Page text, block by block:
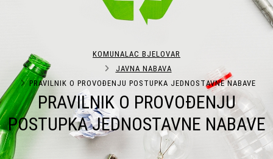
PRAVILNIK O PROVOĐENJU
POSTUPKA JEDNOSTAVNE NABAVE
KOMUNALAC BJELOVAR
JAVNA NABAVA
PRAVILNIK O PROVOĐENJU POSTUPKA JEDNOSTAVNE NABAVE